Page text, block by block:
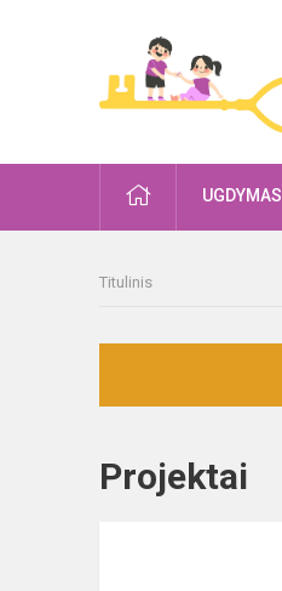
PRADŽIAUGDYMAS
Titulinis
Projektai